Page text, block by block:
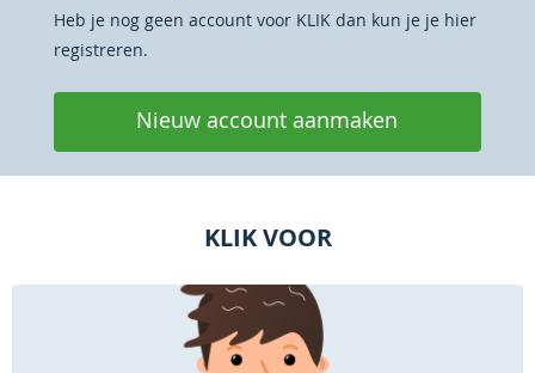
Heb je nog geen account voor KLIK dan kun je je hier
registreren.
Nieuw account aanmaken
KLIK VOOR